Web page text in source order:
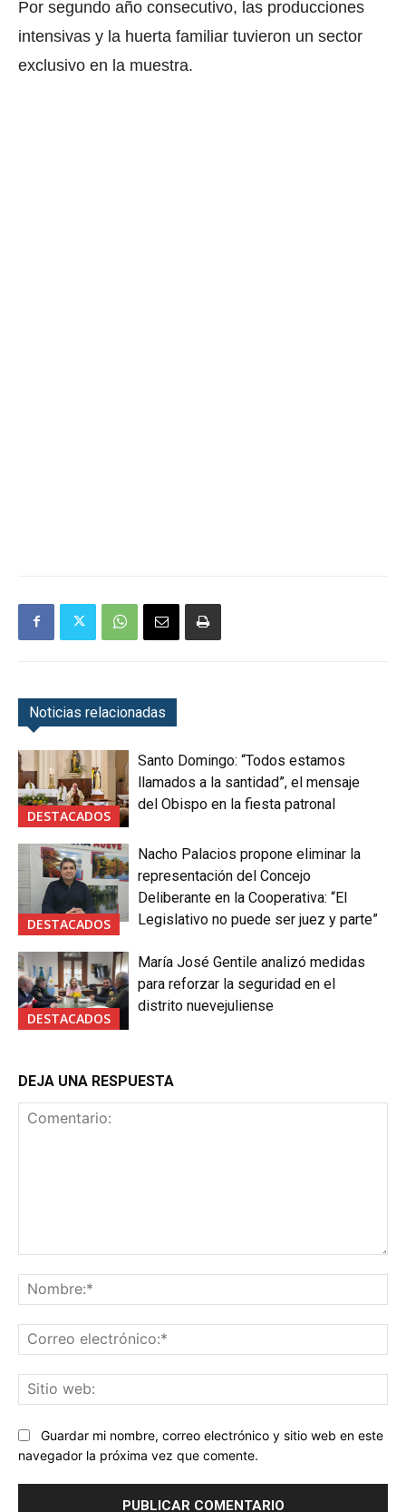
Por segundo año consecutivo, las producciones
intensivas y la huerta familiar tuvieron un sector
exclusivo en la muestra.
Noticias relacionadas
DESTACADOS
Santo Domingo: “Todos estamos
llamados a la santidad”, el mensaje
del Obispo en la fiesta patronal
DESTACADOS
Nacho Palacios propone eliminar la
representación del Concejo
Deliberante en la Cooperativa: “El
Legislativo no puede ser juez y parte”
DESTACADOS
María José Gentile analizó medidas
para reforzar la seguridad en el
distrito nuevejuliense
DEJA UNA RESPUESTA
Guardar mi nombre, correo electrónico y sitio web en este
navegador la próxima vez que comente.